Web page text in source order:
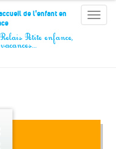
Toggle
de l'enfant en
Petite enfance,